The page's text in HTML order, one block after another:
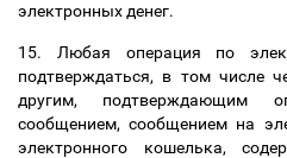
электронных денег.
15. Любая операция по
подтверждаться, в том числе
другим, подтверждающим
сообщением, сообщением на
электронного кошелька,